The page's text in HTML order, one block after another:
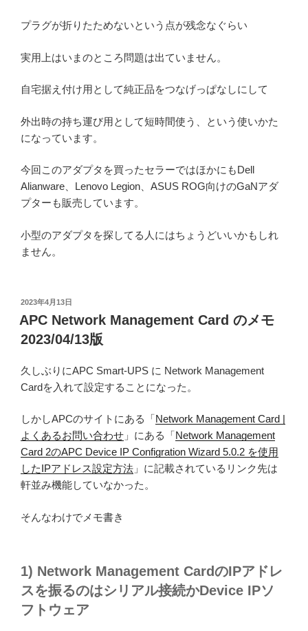
プラグが折りたためないという点が残念なぐらい
実用上はいまのところ問題は出ていません。
自宅据え付け用として純正品をつなげっぱなしにして
外出時の持ち運び用として短時間使う、という使いかた
になっています。
今回このアダプタを買ったセラーではほかにもDell
Alianware、Lenovo Legion、ASUS ROG向けのGaNアダ
プターも販売しています。
小型のアダプタを探してる人にはちょうどいいかもしれ
ません。
投
稿
日:
2023年4月13日
APC Network Management Card のメモ
2023/04/13版
久しぶりにAPC Smart-UPS に Network Management
Cardを入れて設定することになった。
しかしAPCのサイトにある「Network Management Card |
よくあるお問い合わせ 」にある「Network Management
Card 2のAPC Device IP Configration Wizard 5.0.2 を使用
したIPアドレス設定方法 」に記載されているリンク先は
軒並み機能していなかった。
そんなわけでメモ書き
1) Network Management CardのIPアドレ
スを振るのはシリアル接続かDevice IPソ
フトウェア